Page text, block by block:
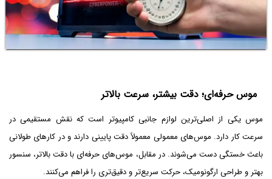
موس حرفه‌ای؛ دقت بیشتر، سرعت بالاتر
موس یکی از اصلی‌ترین لوازم جانبی کامپیوتر است که نقش مستقیمی در
سرعت کار دارد. موس‌های معمولی معمولاً دقت پایینی دارند و در کارهای طولانی
باعث خستگی دست می‌شوند. در مقابل، موس‌های حرفه‌ای با دقت بالاتر، سنسور
بهتر و طراحی ارگونومیک، حرکت سریع‌تر و دقیق‌تری را فراهم می‌کنند.